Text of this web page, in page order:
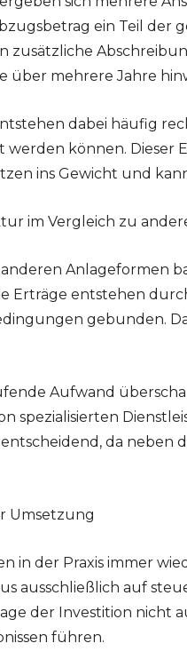
ein Teil der
zusätzliche
über mehrere Jahre
dabei häufig
können. Dieser
ins Gewicht und
im Vergleich zu
Anlageformen
Erträge entstehen
gebunden.
Aufwand
spezialisierten
da neben
Umsetzung
in der Praxis immer
ausschließlich auf
der Investition nicht
führen.